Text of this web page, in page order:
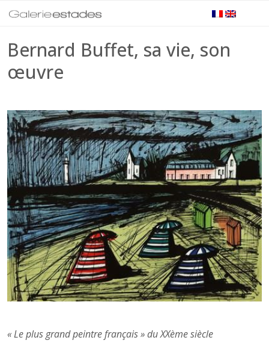
Bernard Buffet, sa vie, son
œuvre
« Le plus grand peintre français » du XXème siècle